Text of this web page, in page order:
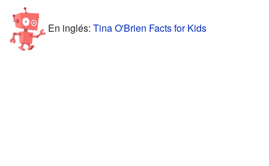
En inglés: Tina O'Brien Facts for Kids